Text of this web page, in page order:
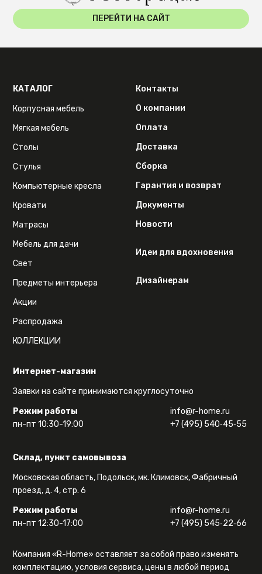
ПЕРЕЙТИ НА САЙТ
Интернет-магазин
Заявки на сайте принимаются круглосуточно
Режим работы
пн-пт 10:30-19:00
info@r-home.ru
+7 (495) 540‑45‑55
Склад, пункт самовывоза
Московская область, Подольск, мк. Климовск, Фабричный
проезд, д. 4, стр. 6
Режим работы
пн-пт 12:30-17:00
info@r-home.ru
+7 (495) 545‑22‑66
КАТАЛОГ
Корпусная мебель
Мягкая мебель
Столы
Стулья
Компьютерные кресла
Кровати
Матрасы
Мебель для дачи
Свет
Предметы интерьера
Акции
Распродажа
КОЛЛЕКЦИИ
Контакты
О компании
Оплата
Доставка
Сборка
Гарантия и возврат
Документы
Новости
Идеи для вдохновения
Дизайнерам
Компания «R-Home» оставляет за собой право изменять
комплектацию, условия сервиса, цены в любой период